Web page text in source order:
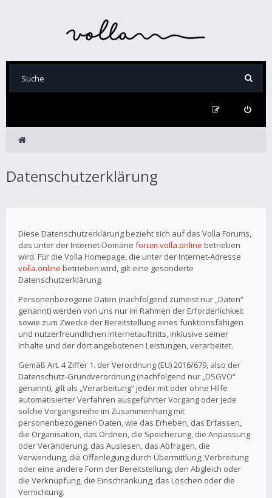
Datenschutzerklärung
Diese Datenschutzerklärung bezieht sich auf das Volla Forums,
das unter der Internet-Domäne forum.volla.online betrieben
wird. Für die Volla Homepage, die unter der Internet-Adresse
volla.online betrieben wird, gilt eine gesonderte
Datenschutzerklärung.
Personenbezogene Daten (nachfolgend zumeist nur „Daten“
genannt) werden von uns nur im Rahmen der Erforderlichkeit
sowie zum Zwecke der Bereitstellung eines funktionsfähigen
und nutzerfreundlichen Internetauftritts, inklusive seiner
Inhalte und der dort angebotenen Leistungen, verarbeitet.
Gemäß Art. 4 Ziffer 1. der Verordnung (EU) 2016/679, also der
Datenschutz-Grundverordnung (nachfolgend nur „DSGVO“
genannt), gilt als „Verarbeitung“ jeder mit oder ohne Hilfe
automatisierter Verfahren ausgeführter Vorgang oder jede
solche Vorgangsreihe im Zusammenhang mit
personenbezogenen Daten, wie das Erheben, das Erfassen,
die Organisation, das Ordnen, die Speicherung, die Anpassung
oder Veränderung, das Auslesen, das Abfragen, die
Verwendung, die Offenlegung durch Übermittlung, Verbreitung
oder eine andere Form der Bereitstellung, den Abgleich oder
die Verknüpfung, die Einschränkung, das Löschen oder die
Vernichtung.